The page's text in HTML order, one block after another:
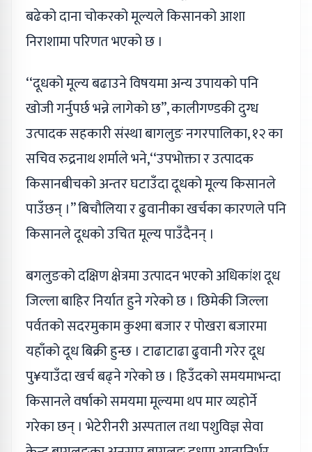
बढेको दाना चोकरको मूल्यले किसानको आशा
निराशामा परिणत भएको छ ।
‘‘दूधको मूल्य बढाउने विषयमा अन्य उपायको पनि
खोजी गर्नुपर्छ भन्ने लागेको छ’’, कालीगण्डकी दुग्ध
उत्पादक सहकारी संस्था बागलुङ नगरपालिका, १२ का
सचिव रुद्रनाथ शर्माले भने,‘‘उपभोक्ता र उत्पादक
किसानबीचको अन्तर घटाउँदा दूधको मूल्य किसानले
पाउँछन् ।’’ बिचौलिया र ढुवानीका खर्चका कारणले पनि
किसानले दूधको उचित मूल्य पाउँदैनन् ।
बगलुङको दक्षिण क्षेत्रमा उत्पादन भएको अधिकांश दूध
जिल्ला बाहिर निर्यात हुने गरेको छ । छिमेकी जिल्ला
पर्वतको सदरमुकाम कुश्मा बजार र पोखरा बजारमा
यहाँको दूध बिक्री हुन्छ । टाढाटाढा ढुवानी गरेर दूध
पु¥याउँदा खर्च बढ्ने गरेको छ । हिउँदको समयमाभन्दा
किसानले वर्षाको समयमा मूल्यमा थप मार व्यहोर्ने
गरेका छन् । भेटेरीनरी अस्पताल तथा पशुविज्ञ सेवा